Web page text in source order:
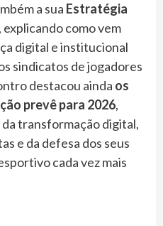
a sua Estratégia
, explicando como vem
digital e institucional
sindicatos de jogadores
destacou ainda os
prevê para 2026,
transformação digital,
e da defesa dos seus
cada vez mais